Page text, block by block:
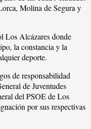
Molina de Segura y
Los Alcázares donde
la constancia y la
deporte.
de responsabilidad
de Juventudes
del PSOE de Los
por sus respectivas